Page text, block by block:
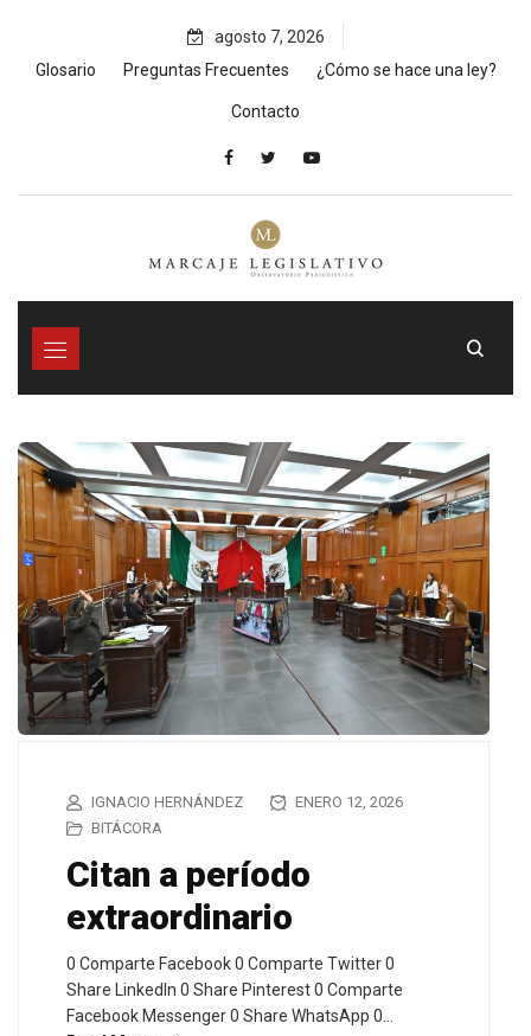
content
agosto 7, 2026
Glosario
Preguntas Frecuentes ¿Cómo se hace una ley?
Contacto
IGNACIO HERNÁNDEZ
ENERO 12, 2026
BITÁCORA
Citan a período
extraordinario
0 Comparte Facebook 0 Comparte Twitter 0
Share LinkedIn 0 Share Pinterest 0 Comparte
Facebook Messenger 0 Share WhatsApp 0…